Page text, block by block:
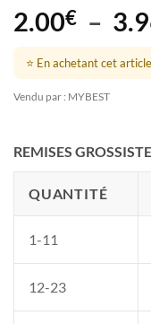
2.00€ –
⭐ En achetant cet
Vendu par : MYBEST
REMISES
QUANTITÉ
1-11
12-23